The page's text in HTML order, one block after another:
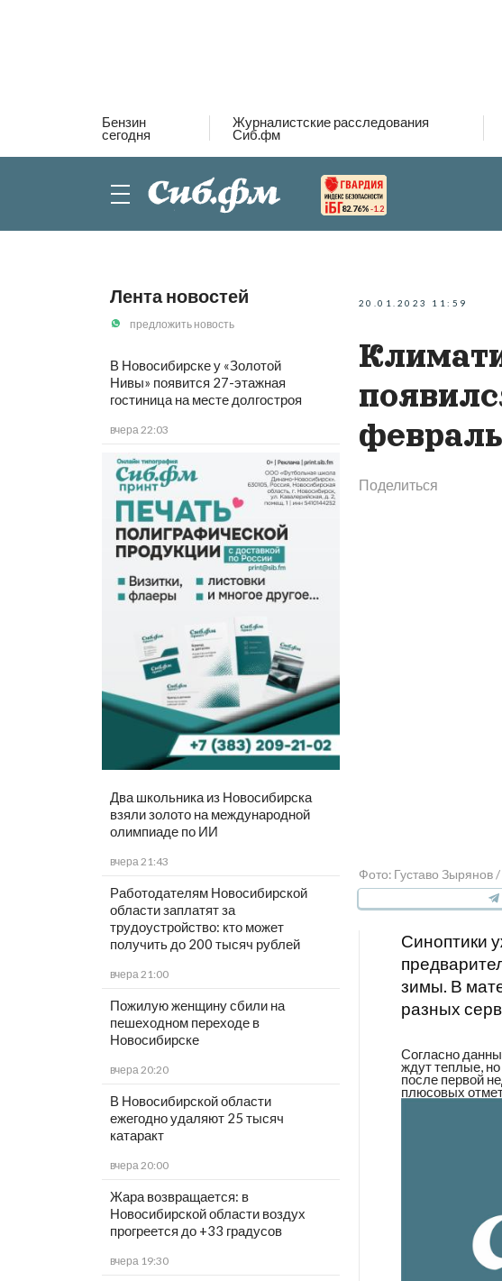
Бензин
сегодня
Журналистские расследования
Сиб.фм
82.76% -1.2
Лента новостей
предложить новость
В Новосибирске у «Золотой
Нивы» появится 27-этажная
гостиница на месте долгостроя
вчера 22:03
Два школьника из Новосибирска
взяли золото на международной
олимпиаде по ИИ
вчера 21:43
Работодателям Новосибирской
области заплатят за
трудоустройство: кто может
получить до 200 тысяч рублей
вчера 21:00
Пожилую женщину сбили на
пешеходном переходе в
Новосибирске
вчера 20:20
В Новосибирской области
ежегодно удаляют 25 тысяч
катаракт
вчера 20:00
Жара возвращается: в
Новосибирской области воздух
прогреется до +33 градусов
вчера 19:30
20.01.2023 11:59
Поделиться
Фото: Густаво Зырянов
Синоптики
зимы. В
разных
Согласно
ждут теплые,
после первой
плюсовых